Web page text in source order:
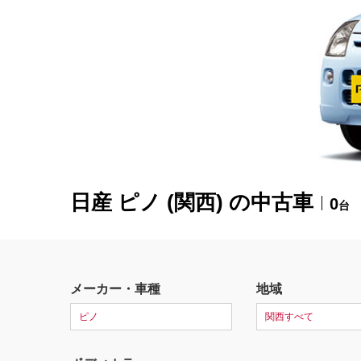
日産 ピノ (関西) の中古車 0台
メーカー・車種
ピノ
地域
関西すべて